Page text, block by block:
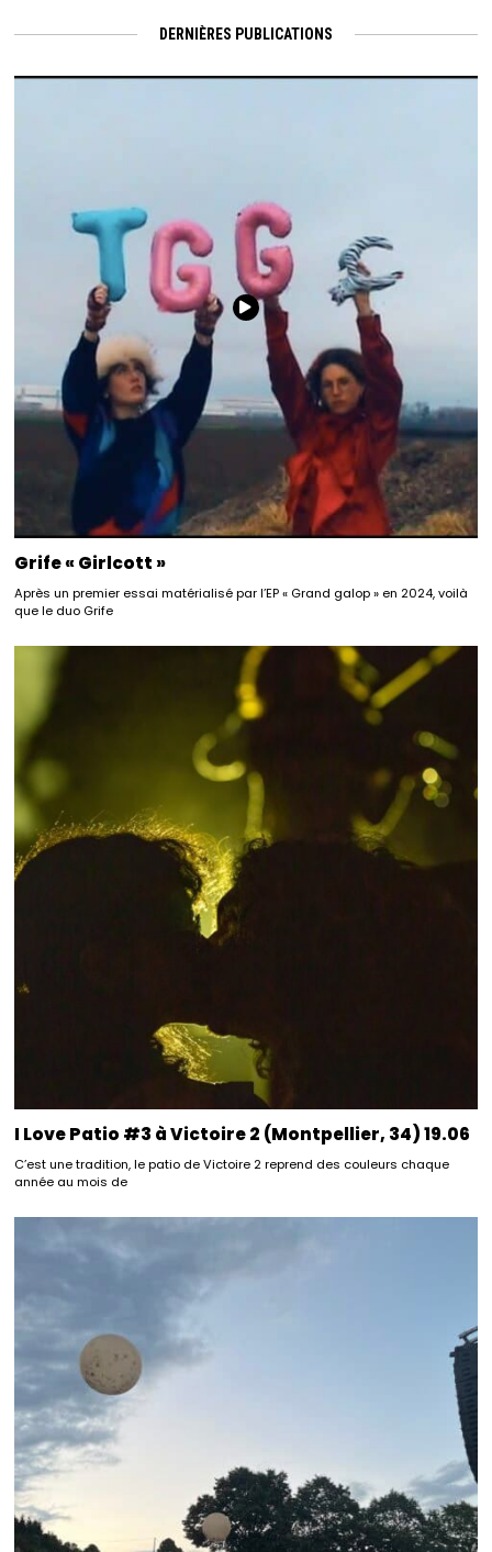
DERNIÈRES PUBLICATIONS
Grife « Girlcott »
Après un premier essai matérialisé par l’EP « Grand galop » en 2024, voilà
que le duo Grife
I Love Patio #3 à Victoire 2 (Montpellier, 34) 19.06
C’est une tradition, le patio de Victoire 2 reprend des couleurs chaque
année au mois de